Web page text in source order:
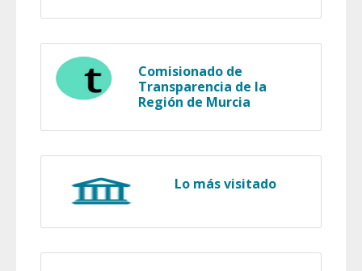
Comisionado de
Transparencia de la
Región de Murcia
Lo más visitado